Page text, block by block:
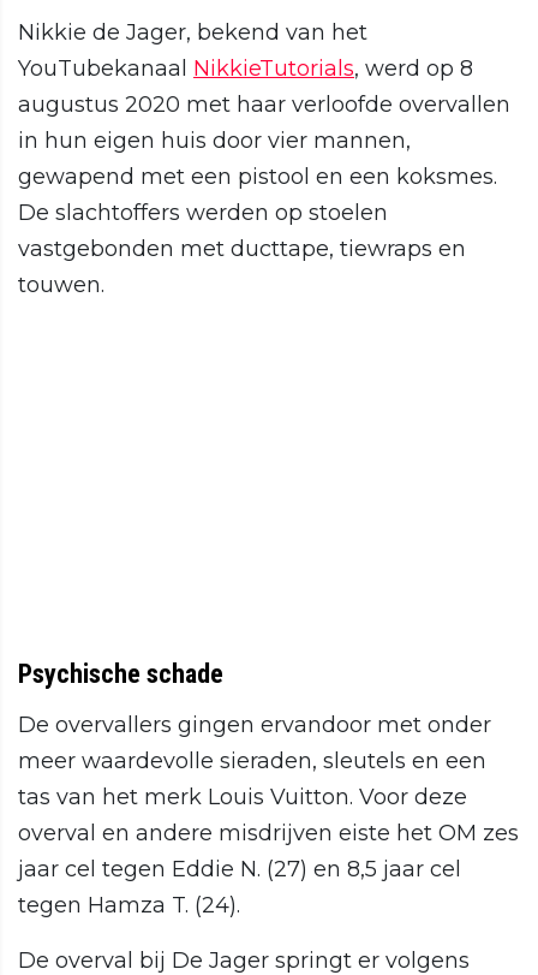
Nikkie de Jager, bekend van het
YouTubekanaal NikkieTutorials, werd op 8
augustus 2020 met haar verloofde overvallen
in hun eigen huis door vier mannen,
gewapend met een pistool en een koksmes.
De slachtoffers werden op stoelen
vastgebonden met ducttape, tiewraps en
touwen.
Psychische schade
De overvallers gingen ervandoor met onder
meer waardevolle sieraden, sleutels en een
tas van het merk Louis Vuitton. Voor deze
overval en andere misdrijven eiste het OM zes
jaar cel tegen Eddie N. (27) en 8,5 jaar cel
tegen Hamza T. (24).
De overval bij De Jager springt er volgens